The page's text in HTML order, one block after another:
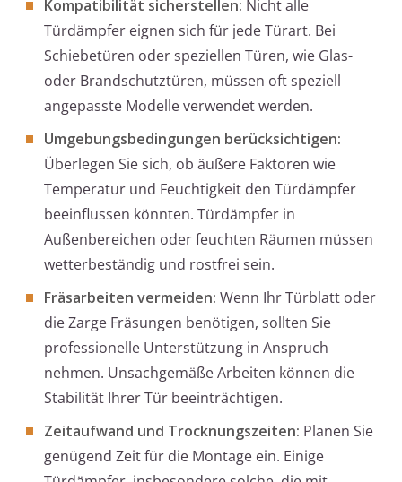
Kompatibilität sicherstellen: Nicht alle
Türdämpfer eignen sich für jede Türart. Bei
Schiebetüren oder speziellen Türen, wie Glas-
oder Brandschutztüren, müssen oft speziell
angepasste Modelle verwendet werden.
Umgebungsbedingungen berücksichtigen:
Überlegen Sie sich, ob äußere Faktoren wie
Temperatur und Feuchtigkeit den Türdämpfer
beeinflussen könnten. Türdämpfer in
Außenbereichen oder feuchten Räumen müssen
wetterbeständig und rostfrei sein.
Fräsarbeiten vermeiden: Wenn Ihr Türblatt oder
die Zarge Fräsungen benötigen, sollten Sie
professionelle Unterstützung in Anspruch
nehmen. Unsachgemäße Arbeiten können die
Stabilität Ihrer Tür beeinträchtigen.
Zeitaufwand und Trocknungszeiten: Planen Sie
genügend Zeit für die Montage ein. Einige